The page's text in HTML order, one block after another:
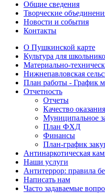
Общие сведения
Творческие
Новости и события
Контакты
О Пушкинской карте
Культура для
Материально-
Нижнепавловская
План работы - График
Отчетность
Отчеты
Качество
Муниципальное
План ФХД
Финансы
План-график
Антинаркотическая
Наши услуги
Антитеррор: правила
Написать нам
Часто задаваемые